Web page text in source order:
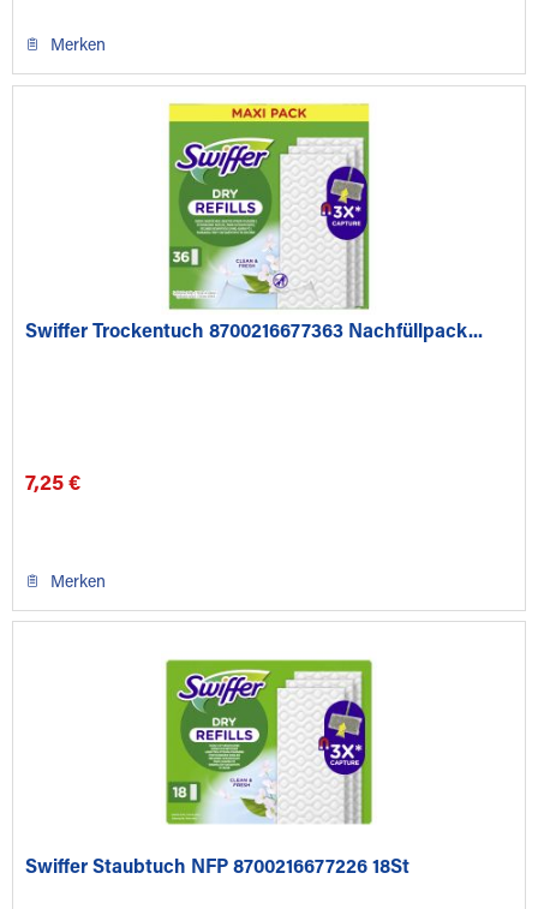
Merken
Swiffer Trockentuch 8700216677363 Nachfüllpack...
7,25 €
Merken
Swiffer Staubtuch NFP 8700216677226 18St